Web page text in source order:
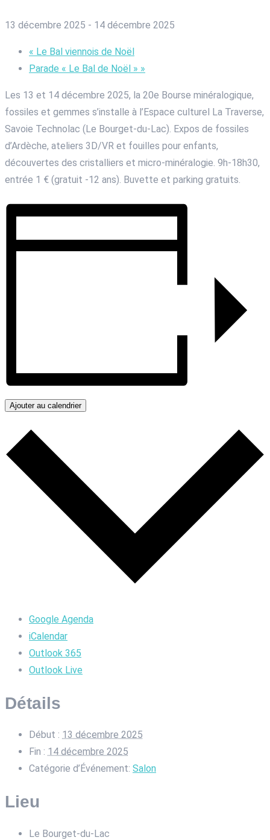
13 décembre 2025 - 14 décembre 2025
« Le Bal viennois de Noël
Parade « Le Bal de Noël » »
Les 13 et 14 décembre 2025, la 20e Bourse minéralogique,
fossiles et gemmes s’installe à l’Espace culturel La Traverse,
Savoie Technolac (Le Bourget‑du‑Lac). Expos de fossiles
d’Ardèche, ateliers 3D/VR et fouilles pour enfants,
découvertes des cristalliers et micro‑minéralogie. 9h‑18h30,
entrée 1 € (gratuit -12 ans). Buvette et parking gratuits.
Ajouter au calendrier
Google Agenda
iCalendar
Outlook 365
Outlook Live
Détails
Début : 13 décembre 2025
Fin : 14 décembre 2025
Catégorie d’Événement: Salon
Lieu
Le Bourget-du-Lac